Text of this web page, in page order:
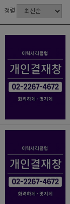
정렬